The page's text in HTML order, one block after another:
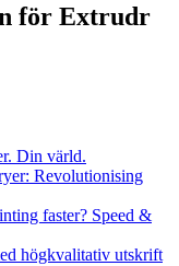
för Extrudr
Din värld.
Revolutionising
faster? Speed &
högkvalitativ utskrift